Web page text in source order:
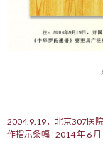
2004.9.19，北京307医
作指示条幅 2014 年 6 月